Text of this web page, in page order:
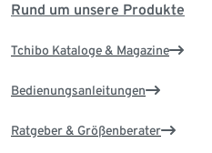
Rund um unsere Produkte
Tchibo Kataloge & Magazine
Bedienungsanleitungen
Ratgeber & Größenberater